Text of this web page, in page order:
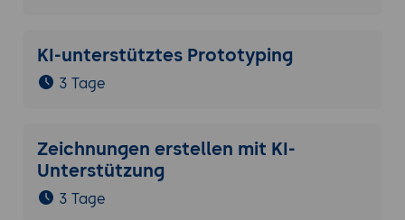
KI-unterstütztes Prototyping
3 Tage
Zeichnungen erstellen mit KI-
Unterstützung
3 Tage